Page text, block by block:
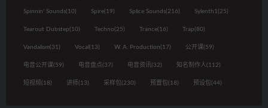
Spinnin' Sounds(10) Spire(19) Splice Sounds(216) Sylenth1(25)
Tearout Dubstep(10) Techno(25) Trance(16) Trap(80)
Vandalism(31) Vocal (13) W. A. Production(17) 公开课(59)
电音公开课(59) 电音盘点(37) 电音资讯(32) 知名制作人(112)
短视频 (18) 讲师(13) 采样包(230) 预置包(18) 预设包(44)